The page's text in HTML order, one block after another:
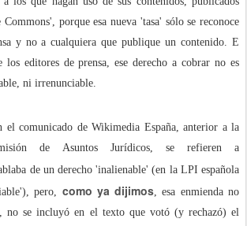
porque esa nueva 'tasa' sólo se reconoce
y no a cualquiera que publique un contenido. E
los editores de prensa, ese derecho a cobrar no es
ni irrenunciable.
el comunicado de Wikimedia España, anterior a la
de Asuntos Jurídicos, se refieren a
de un derecho 'inalienable' (en la LPI española
pero, como ya dijimos, esa enmienda no
no se incluyó en el texto que votó (y rechazó) el